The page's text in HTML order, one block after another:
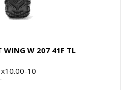
WING W 207 41F TL
10